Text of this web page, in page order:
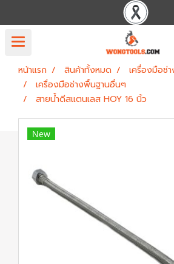
หน้าแรก สินค้าทั้งหมด
เครื่องมือช่
เครื่องมือช่างพื้นฐานอื่นๆ
สายน้ำดีสแตนเลส HOY 16 นิ้ว
New